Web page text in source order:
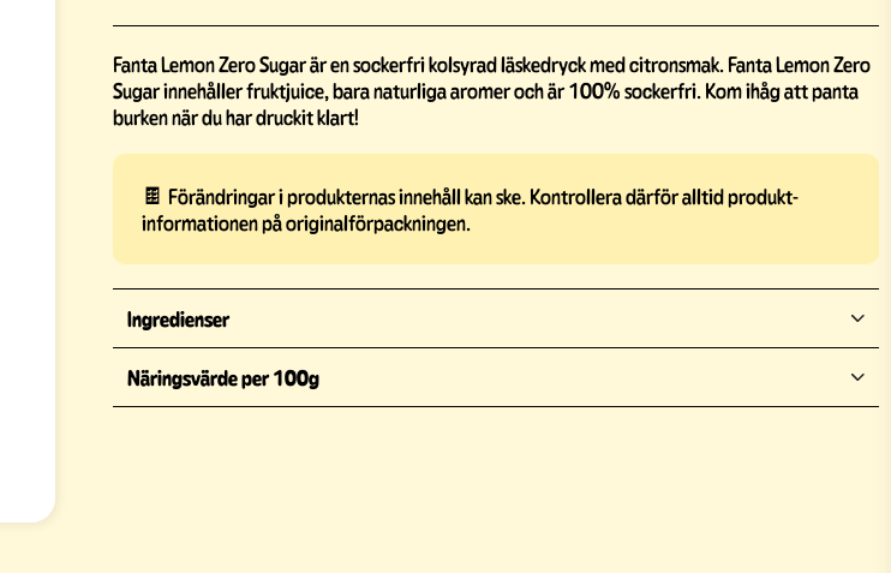
Fanta Lemon Zero Sugar är en sockerfri kolsyrad läskedryck med citronsmak. Fanta Lemon Zero
Sugar innehåller fruktjuice, bara naturliga aromer och är 100% sockerfri. Kom ihåg att panta
burken när du har druckit klart!
🍫 Förändringar i produkternas innehåll kan ske. Kontrollera därför alltid produkt-
informationen på originalförpackningen.
Ingredienser
Näringsvärde per 100g